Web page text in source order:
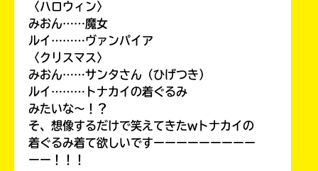
〈ハロウィン〉
みおん……魔女
ルイ………ヴァンパイア
〈クリスマス〉
みおん……サンタさん（ひげつき）
ルイ………トナカイの着ぐるみ
みたいな〜！？
そ、想像するだけで笑えてきたwトナカイの
着ぐるみ着て欲しいですーーーーーーーーー
ーー！！！